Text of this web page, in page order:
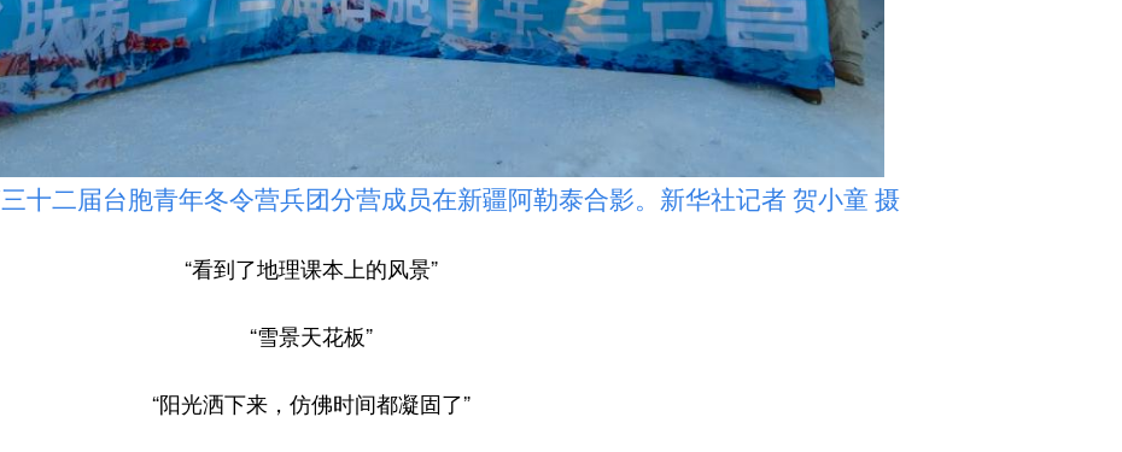
二届台胞青年冬令营兵团分营成员在新疆阿勒泰合影。新华社记者 贺小童 摄
“看到了地理课本上的风景”
“雪景天花板”
“阳光洒下来，仿佛时间都凝固了”